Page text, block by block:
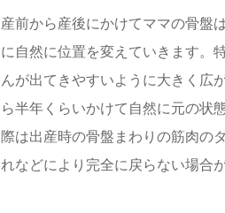
産前から産後にかけてママの骨盤
に自然に位置を変えていきます。
んが出てきやすいように大きく広
ら半年くらいかけて自然に元の状
際は出産時の骨盤まわりの筋肉の
れなどにより完全に戻らない場合